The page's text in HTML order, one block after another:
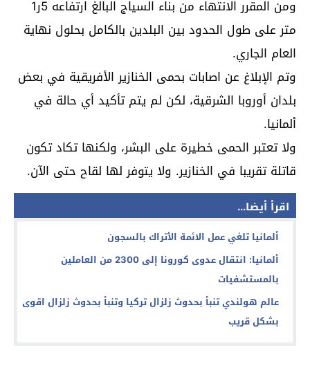
ومن المقرر الانتهاء من بناء السياج البالغ ارتفاعه 5ر1
متر على طول الحدود بين البلدين بالكامل بحلول نهاية
العام الجاري.
وتم الإبلاغ عن اصابات بحمى الخنازير الأفريقية في بعض
بلدان أوروبا الشرقية، لكن لم يتم تأكيد أي حالة في
ألمانيا.
ولا تعتبر الحمى خطيرة على البشر، ولكنها تكاد تكون
قاتلة تقريبا في الخنازير. ولا يتوفر لها لقاح حتى الآن.
اقرأ أيضا...
ألمانيا تلغي عمل الائمة الأتراك بالسجون
ألمانيا: انتقال عدوى كورونا إلى 2300 من العاملين
بالمستشفيات
عالم هولندي تنبأ بحدوث زلزال تركيا وتنبأ بحدوث زلزال اقوى
بشكل قريب